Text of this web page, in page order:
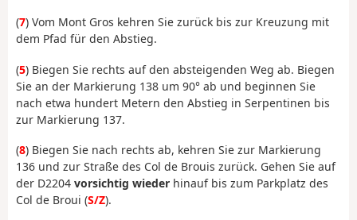
(7) Vom Mont Gros kehren Sie zurück bis zur Kreuzung mit
dem Pfad für den Abstieg.
(5) Biegen Sie rechts auf den absteigenden Weg ab. Biegen
Sie an der Markierung 138 um 90° ab und beginnen Sie
nach etwa hundert Metern den Abstieg in Serpentinen bis
zur Markierung 137.
(8) Biegen Sie nach rechts ab, kehren Sie zur Markierung
136 und zur Straße des Col de Brouis zurück. Gehen Sie auf
der D2204 vorsichtig wieder hinauf bis zum Parkplatz des
Col de Broui (S/Z).